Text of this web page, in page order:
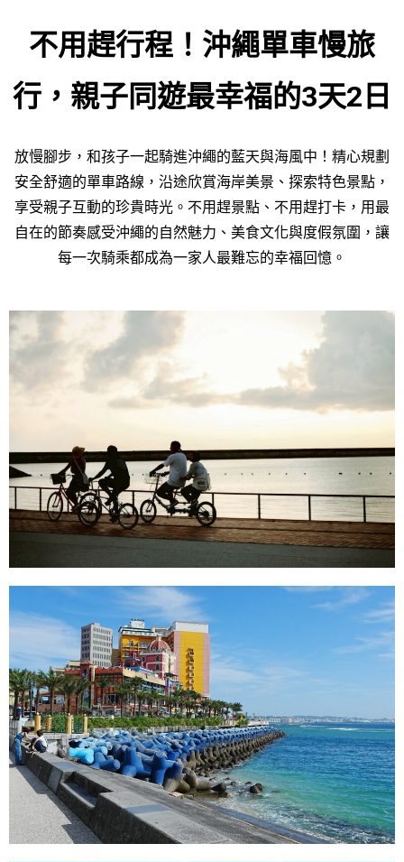
不用趕行程！沖繩單車慢旅
行，親子同遊最幸福的3天2日
放慢腳步，和孩子一起騎進沖繩的藍天與海風中！精心規劃
安全舒適的單車路線，沿途欣賞海岸美景、探索特色景點，
享受親子互動的珍貴時光。不用趕景點、不用趕打卡，用最
自在的節奏感受沖繩的自然魅力、美食文化與度假氛圍，讓
每一次騎乘都成為一家人最難忘的幸福回憶。